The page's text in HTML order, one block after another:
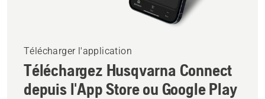
Télécharger l'application
Téléchargez Husqvarna Connect
depuis l'App Store ou Google Play